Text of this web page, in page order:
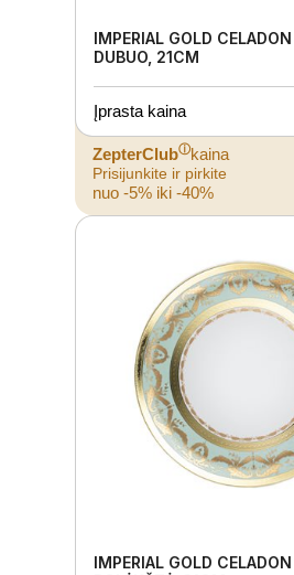
IMPERIAL GOLD
DUBUO, 21CM
Įprasta kaina
ZepterClubⓘkaina
Prisijunkite ir pirkite
nuo -5% iki -40%
IMPERIAL GOLD CELADON